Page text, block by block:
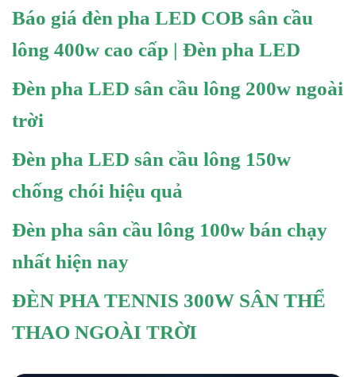
Báo giá đèn pha LED COB sân cầu
lông 400w cao cấp | Đèn pha LED
Đèn pha LED sân cầu lông 200w ngoài
trời
Đèn pha LED sân cầu lông 150w
chống chói hiệu quả
Đèn pha sân cầu lông 100w bán chạy
nhất hiện nay
ĐÈN PHA TENNIS 300W SÂN THỂ
THAO NGOÀI TRỜI